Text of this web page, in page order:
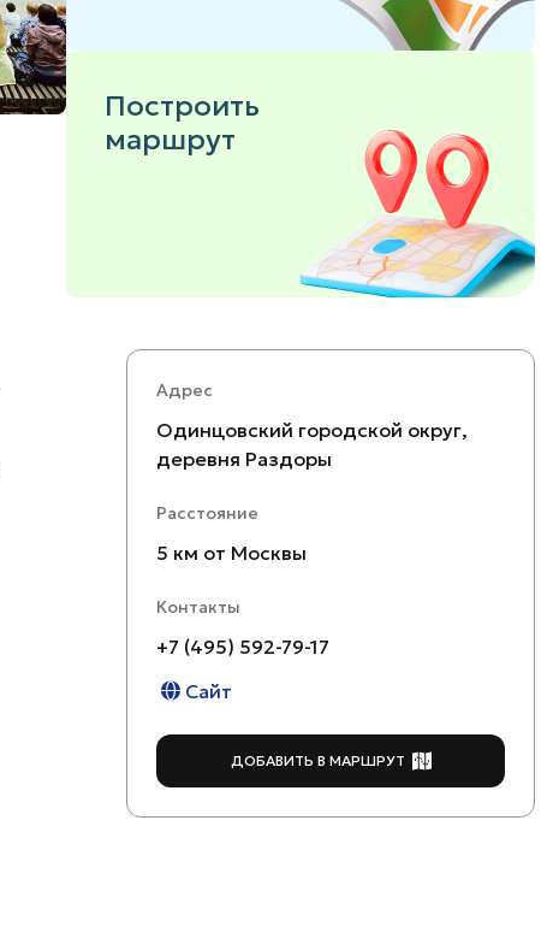
Построить
маршрут
Адрес
Одинцовский городской округ,
деревня Раздоры
Расстояние
5 км от Москвы
Контакты
+7 (495) 592-79-17
Сайт
ДОБАВИТЬ В МАРШРУТ